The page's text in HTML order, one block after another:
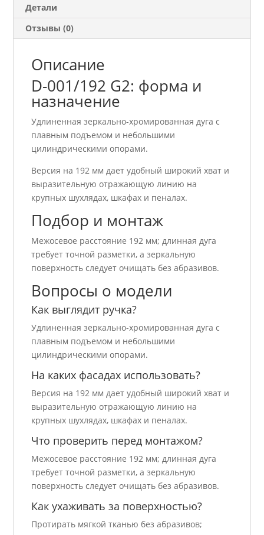
Детали
Отзывы (0)
Описание
D-001/192 G2: форма и
назначение
Удлиненная зеркально-хромированная дуга с
плавным подъемом и небольшими
цилиндрическими опорами.
Версия на 192 мм дает удобный широкий хват и
выразительную отражающую линию на
крупных шухлядах, шкафах и пеналах.
Подбор и монтаж
Межосевое расстояние 192 мм; длинная дуга
требует точной разметки, а зеркальную
поверхность следует очищать без абразивов.
Вопросы о модели
Как выглядит ручка?
Удлиненная зеркально-хромированная дуга с
плавным подъемом и небольшими
цилиндрическими опорами.
На каких фасадах использовать?
Версия на 192 мм дает удобный широкий хват и
выразительную отражающую линию на
крупных шухлядах, шкафах и пеналах.
Что проверить перед монтажом?
Межосевое расстояние 192 мм; длинная дуга
требует точной разметки, а зеркальную
поверхность следует очищать без абразивов.
Как ухаживать за поверхностью?
Протирать мягкой тканью без абразивов;